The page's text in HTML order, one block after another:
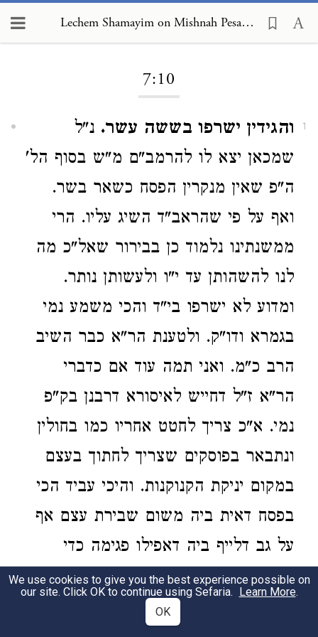
Lechem Shamayim on Mishnah Pesachim 7:10
7:10
1 והגידין ישרפו בששה עשר. נ"ל
שמכאן יצא לו להרמב"ם מ"ש בסוף הל'
ה"פ שאין מנקרין הפסח כשאר בשר.
ואף על פי שהראב"ד השיג עליו. הרי
ממשנתינו נלמוד כן בבירור שאל"כ מה
לנו להשהותן עד י"ו ולעשותן נותר.
ומדוע לא ישרפו בי"ד והכי משמע נמי
בגמרא ודו"ק. ולטענת הר"א כבר השיב
הרב כ"מ. ואני תמה עוד אם כדברי
הר"א ז"ל דחייש לאיסורא דרבנן בק"פ
נמי. א"כ צריך לחטט אחריו כמו בחולין
ונתבאר בפוסקים שצריך לחתוך בעצם
במקום יניקת הקנוקנות. והיכי עביד הכי
בפסח דאית ביה משום שבירת עצם אף
על גב דלייף ביה דאפילו פגימה כדי
חגירת צפורן נאסרת בו כפ"ק דחולין [ד'
י"ז ע"ב]. ומשמע דהילכתא היא. אף
We use cookies to give you the best experience possible on
our site. Click OK to continue using Sefaria. Learn More.
OK